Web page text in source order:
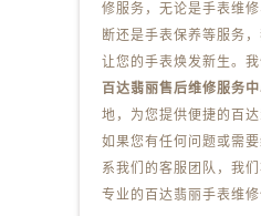
修服务，无论是手表维
断还是手表保养等服务
让您的手表焕发新生。我
百达翡丽售后维修服务
地，为您提供便捷的百达
如果您有任何问题或需
系我们的客服团队，我
专业的百达翡丽手表维修